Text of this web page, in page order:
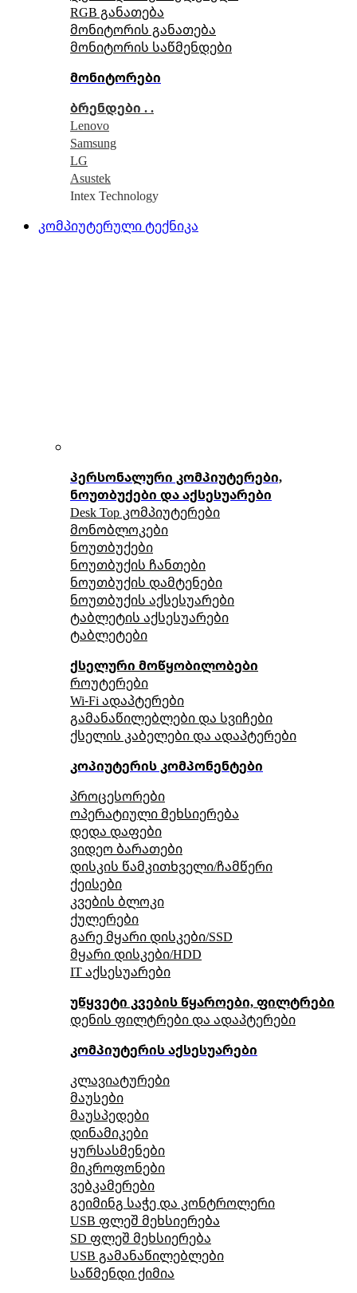
RGB განათება
მონიტორის განათება
მონიტორის საწმენდები
მონიტორები
ბრენდები . .
Lenovo
Samsung
LG
Asustek
Intex Technology
კომპიუტერული ტექნიკა
პერსონალური კომპიუტერები,
ნოუთბუქები და აქსესუარები
Desk Top კომპიუტერები
მონობლოკები
ნოუთბუქები
ნოუთბუქის ჩანთები
ნოუთბუქის დამტენები
ნოუთბუქის აქსესუარები
ტაბლეტის აქსესუარები
ტაბლეტები
ქსელური მოწყობილობები
როუტერები
Wi-Fi ადაპტერები
გამანაწილებლები და სვიჩები
ქსელის კაბელები და ადაპტერები
კოპიუტერის კომპონენტები
პროცესორები
ოპერატიული მეხსიერება
დედა დაფები
ვიდეო ბარათები
დისკის წამკითხველი/ჩამწერი
ქეისები
კვების ბლოკი
ქულერები
გარე მყარი დისკები/SSD
მყარი დისკები/HDD
IT აქსესუარები
უწყვეტი კვების წყაროები, ფილტრები
დენის ფილტრები და ადაპტერები
კომპიუტერის აქსესუარები
კლავიატურები
მაუსები
მაუსპედები
დინამიკები
ყურსასმენები
მიკროფონები
ვებკამერები
გეიმინგ საჭე და კონტროლერი
USB ფლეშ მეხსიერება
SD ფლეშ მეხსიერება
USB გამანაწილებლები
საწმენდი ქიმია